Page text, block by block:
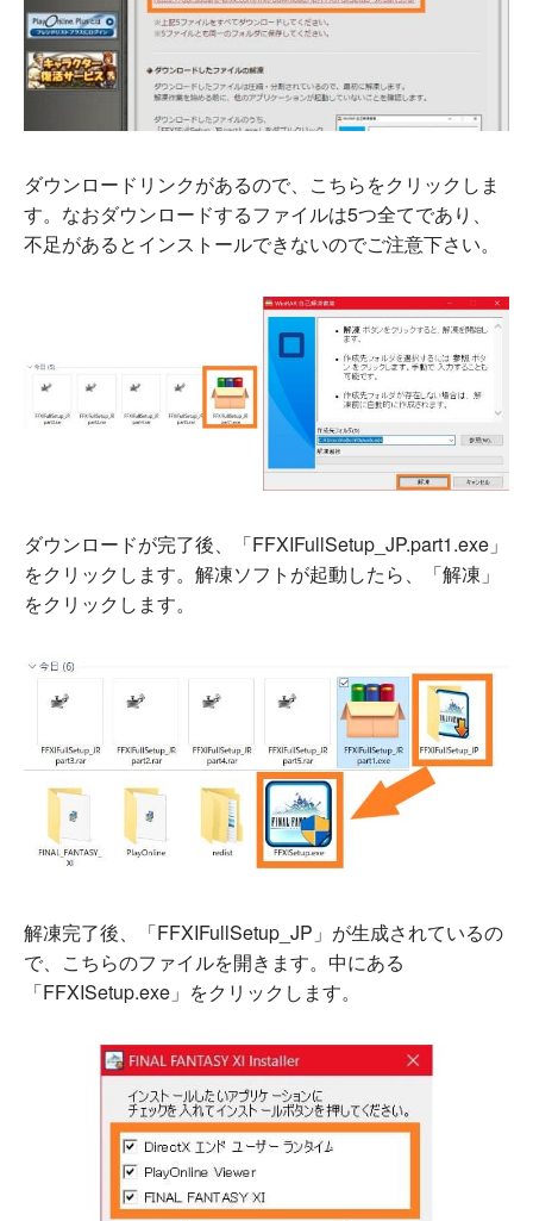
ダウンロードリンクがあるので、こちらをクリックしま
す。なおダウンロードするファイルは5つ全てであり、
不足があるとインストールできないのでご注意下さい。
ダウンロードが完了後、「FFXIFullSetup_JP.part1.exe」
をクリックします。解凍ソフトが起動したら、「解凍」
をクリックします。
解凍完了後、「FFXIFullSetup_JP」が生成されているの
で、こちらのファイルを開きます。中にある
「FFXISetup.exe」をクリックします。